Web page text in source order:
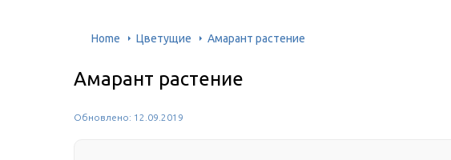
Home Цветущие Амарант растение
Амарант растение
Обновлено: 12.09.2019